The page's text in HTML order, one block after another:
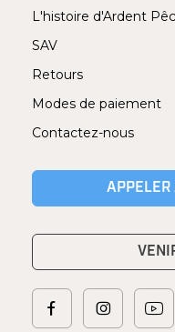
L'histoire d'Ardent
SAV
Retours
Modes de paiement
Contactez-nous